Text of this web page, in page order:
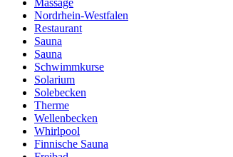
Massage
Nordrhein-Westfalen
Restaurant
Sauna
Sauna
Schwimmkurse
Solarium
Solebecken
Therme
Wellenbecken
Whirlpool
Finnische Sauna